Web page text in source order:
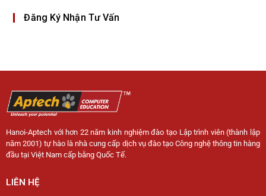
Đăng Ký Nhận Tư Vấn
Hanoi-Aptech với hơn 22 năm kinh nghiệm đào tạo Lập trình viên (thành lập
năm 2001) tự hào là nhà cung cấp dịch vụ đào tạo Công nghệ thông tin hàng
đầu tại Việt Nam cấp bằng Quốc Tế.
LIÊN HỆ